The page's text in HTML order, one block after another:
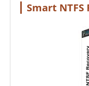
Smart NTFS